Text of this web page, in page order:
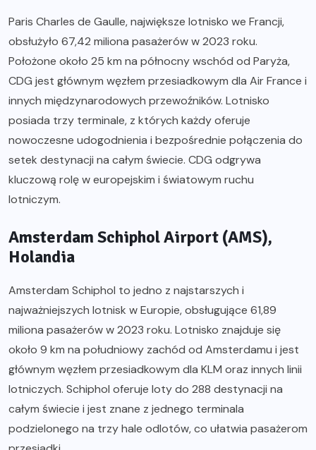
Paris Charles de Gaulle, największe lotnisko we Francji,
obsłużyło 67,42 miliona pasażerów w 2023 roku.
Położone około 25 km na północny wschód od Paryża,
CDG jest głównym węzłem przesiadkowym dla Air France i
innych międzynarodowych przewoźników. Lotnisko
posiada trzy terminale, z których każdy oferuje
nowoczesne udogodnienia i bezpośrednie połączenia do
setek destynacji na całym świecie. CDG odgrywa
kluczową rolę w europejskim i światowym ruchu
lotniczym.
Amsterdam Schiphol Airport (AMS),
Holandia
Amsterdam Schiphol to jedno z najstarszych i
najważniejszych lotnisk w Europie, obsługujące 61,89
miliona pasażerów w 2023 roku. Lotnisko znajduje się
około 9 km na południowy zachód od Amsterdamu i jest
głównym węzłem przesiadkowym dla KLM oraz innych linii
lotniczych. Schiphol oferuje loty do 288 destynacji na
całym świecie i jest znane z jednego terminala
podzielonego na trzy hale odlotów, co ułatwia pasażerom